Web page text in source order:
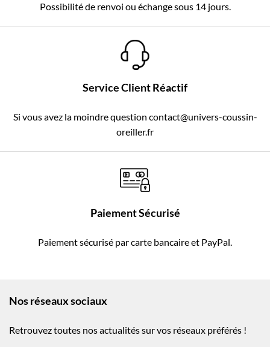
Possibilité de renvoi ou échange sous 14 jours.
Service Client Réactif
Si vous avez la moindre question contact@univers-coussin-
oreiller.fr
Paiement Sécurisé
Paiement sécurisé par carte bancaire et PayPal.
Nos réseaux sociaux
Retrouvez toutes nos actualités sur vos réseaux préférés !